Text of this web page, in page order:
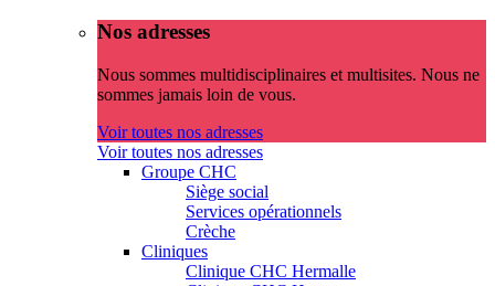
Nos adresses
Nous sommes multidisciplinaires et multisites. Nous ne
sommes jamais loin de vous.
Voir toutes nos adresses
Voir toutes nos adresses
Groupe CHC
Siège social
Services opérationnels
Crèche
Cliniques
Clinique CHC Hermalle